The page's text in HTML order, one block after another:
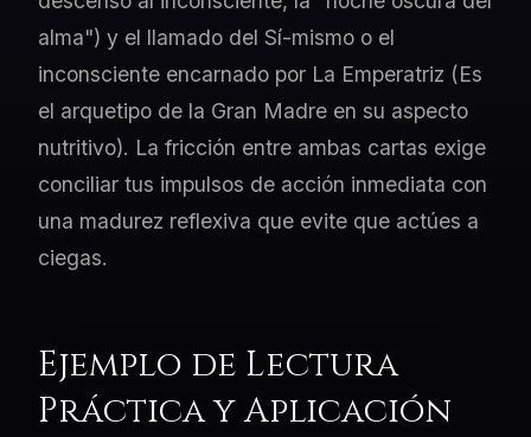
alma") y el llamado del Sí-mismo o el
inconsciente encarnado por La Emperatriz (Es
el arquetipo de la Gran Madre en su aspecto
nutritivo). La fricción entre ambas cartas exige
conciliar tus impulsos de acción inmediata con
una madurez reflexiva que evite que actúes a
ciegas.
Ejemplo de Lectura
Práctica y Aplicación